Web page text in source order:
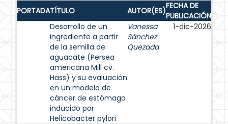
PORTADATÍTULO AUTOR(ES)FECHA DE
PUBLICACIÓN
Desarrollo de un
ingrediente a partir
de la semilla de
aguacate (Persea
americana Mill cv.
Hass) y su evaluación
en un modelo de
cáncer de estómago
inducido por
Helicobacter pylori
Vanessa
Sánchez
Quezada
1-dic-2026